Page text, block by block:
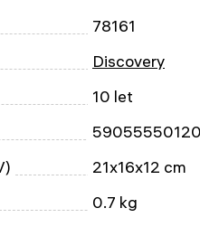
78161
Discovery
10 let
21x16x12 cm
0.7 kg